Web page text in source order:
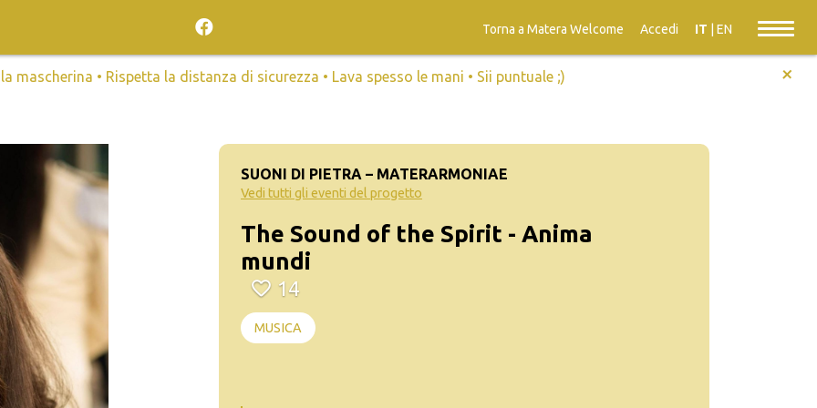
Torna a Matera Welcome Accedi IT EN
la mascherina • Rispetta la distanza di sicurezza • Lava spesso le mani • Sii puntuale ;) +
SUONI DI PIETRA – MATERARMONIAE
Vedi tutti gli eventi del progetto
The Sound of the Spirit - Anima
mundi
14
MUSICA